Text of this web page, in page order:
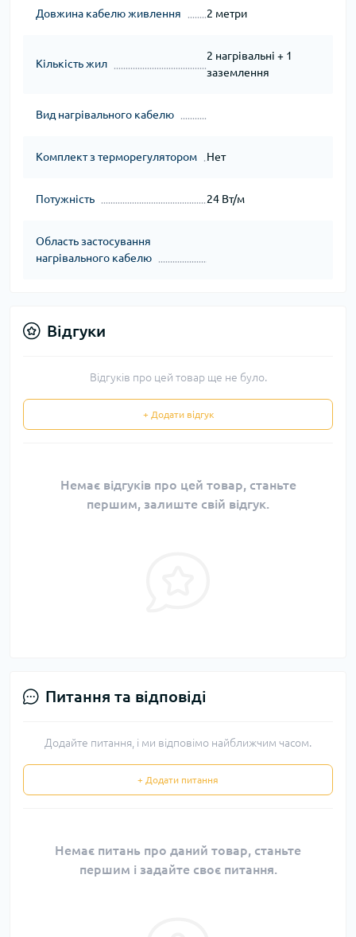
Довжина кабелю живлення 2 метри
Кількість жил
2 нагрівальні + 1
заземлення
Вид нагрівального кабелю
Комплект з терморегулятором Нет
Потужність 24 Вт/м
Область застосування
нагрівального кабелю
Відгуки
Відгуків про цей товар ще не було.
+ Додати відгук
Немає відгуків про цей товар, станьте
першим, залиште свій відгук.
Питання та відповіді
Додайте питання, і ми відповімо найближчим часом.
+ Додати питання
Немає питань про даний товар, станьте
першим і задайте своє питання.